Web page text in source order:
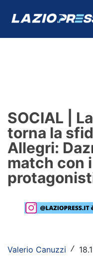
Formello
Infortuni
Primavera
Lazio Women
SOCIAL |
torna la
Allegri:
match con
Valerio Canuzzi /